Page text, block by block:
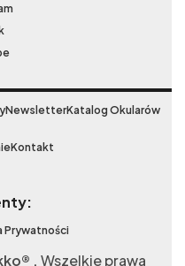
NewsletterKatalog Okularów
Kontakt
Prywatności
. Wszelkie prawa